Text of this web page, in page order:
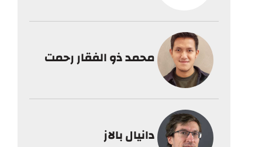
محمد ذو الفقار رحمت
دانيال بالاز